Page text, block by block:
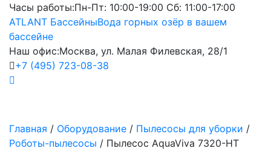
Часы работы:Пн-Пт: 10:00-19:00 Сб: 11:00-17:00
ATLANT БассейныВода горных озёр в вашем
бассейне
Наш офис:Москва, ул. Малая Филевская, 28/1
+7 (495) 723-08-38
Главная / Оборудование / Пылесосы для уборки /
Роботы-пылесосы / Пылесос AquaViva 7320-HT